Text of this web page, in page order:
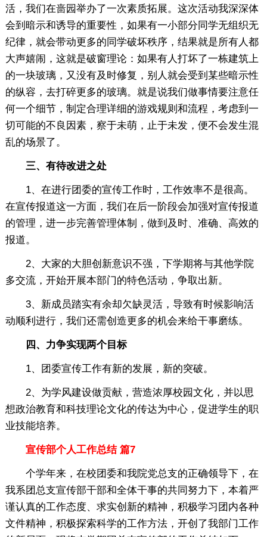
活，我们在啬园举办了一次素质拓展。这次活动我深深体
会到暗示和诱导的重要性，如果有一小部分同学无组织无
纪律，就会带动更多的同学破坏秩序，结果就是所有人都
大声嬉闹，这就是破窗理论：如果有人打坏了一栋建筑上
的一块玻璃，又没有及时修复，别人就会受到某些暗示性
的纵容，去打碎更多的玻璃。就是说我们做事情要注意任
何一个细节，制定合理详细的游戏规则和流程，考虑到一
切可能的不良因素，察于未萌，止于未发，便不会发生混
乱的场景了。
三、有待改进之处
1、在进行团委的宣传工作时，工作效率不是很高。
在宣传报道这一方面，我们在后一阶段会加强对宣传报道
的管理，进一步完善管理体制，做到及时、准确、高效的
报道。
2、大家的大胆创新意识不强，下学期将与其他学院
多交流，开始开展本部门的特色活动，争取出新。
3、新成员踏实有余却欠缺灵活，导致有时候影响活
动顺利进行，我们还需创造更多的机会来给干事磨练。
四、力争实现两个目标
1、团委宣传工作有新的发展，新的突破。
2、为学风建设做贡献，营造浓厚校园文化，并以思
想政治教育和科技理论文化的传达为中心，促进学生的职
业技能培养。
宣传部个人工作总结 篇7
个学年来，在校团委和我院党总支的正确领导下，在
我系团总支宣传部干部和全体干事的共同努力下，本着严
谨认真的工作态度、求实创新的精神，积极学习团内各种
文件精神，积极探索科学的工作方法，开创了我部门工作